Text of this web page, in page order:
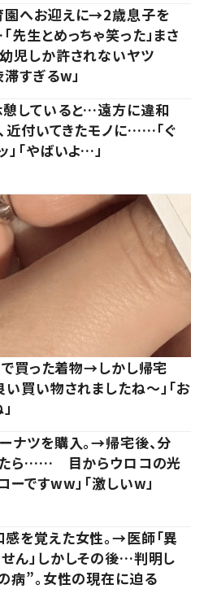
園へお迎えに→2歳息子を
生とめっちゃ笑った」まさ
児しか許されないヤツ
すぎるw」
していると…遠方に違和
近付いてきたモノに……「ぐ
」「やばいよ…」
買った着物→しかし帰宅
買い物されましたね～」「お
ナツを購入。→帰宅後、分
たら…… 目からウロコの光
ーですww」「激しいw」
を覚えた女性。→医師「異
ん」しかしその後…判明し
病”。女性の現在に迫る